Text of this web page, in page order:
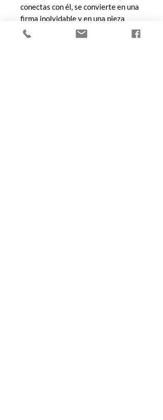
conectas con él, se convierte en una
firma inolvidable y en una pieza
clave para cualquier colección nicho.